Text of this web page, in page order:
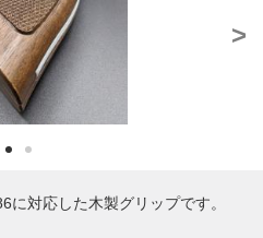
>
対応した木製グリップです。